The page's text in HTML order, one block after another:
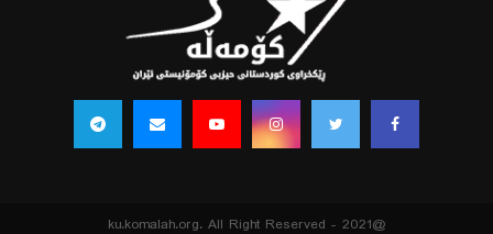
@2021 - ku.komalah.org. All Right Reserved